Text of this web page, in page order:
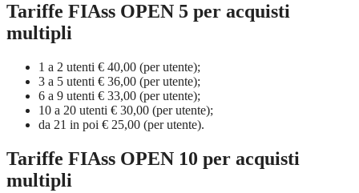
Tariffe FIAss OPEN 5 per acquisti
multipli
1 a 2 utenti € 40,00 (per utente);
3 a 5 utenti € 36,00 (per utente);
6 a 9 utenti € 33,00 (per utente);
10 a 20 utenti € 30,00 (per utente);
da 21 in poi € 25,00 (per utente).
Tariffe FIAss OPEN 10 per acquisti
multipli